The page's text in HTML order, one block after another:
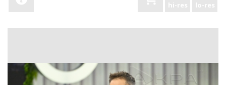
hi-res lo-res